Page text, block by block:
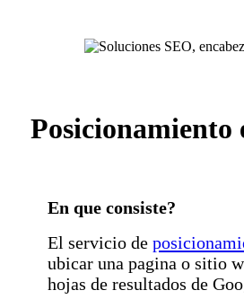
Posicionamiento
En que consiste?
El servicio de
ubicar una pagina o sitio
hojas de resultados de